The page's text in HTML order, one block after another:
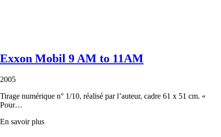
Exxon Mobil 9 AM to 11AM
2005
Tirage numérique n° 1/10, réalisé par l’auteur, cadre 61 x 51 cm. «
Pour…
En savoir plus